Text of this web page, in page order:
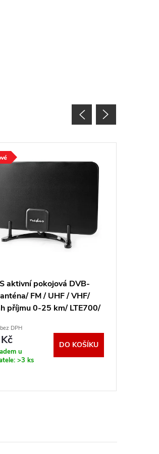
aktivní pokojová DVB-
FM / UHF / VHF/
příjmu 0-25 km/ LTE700/
DPH
u
>3 ks
DO KOŠÍKU